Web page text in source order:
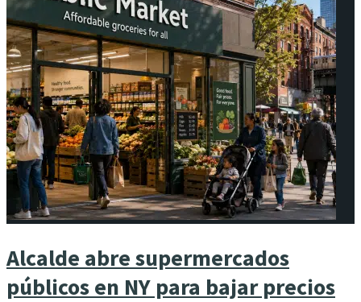
Alcalde abre supermercados
públicos en NY para bajar precios